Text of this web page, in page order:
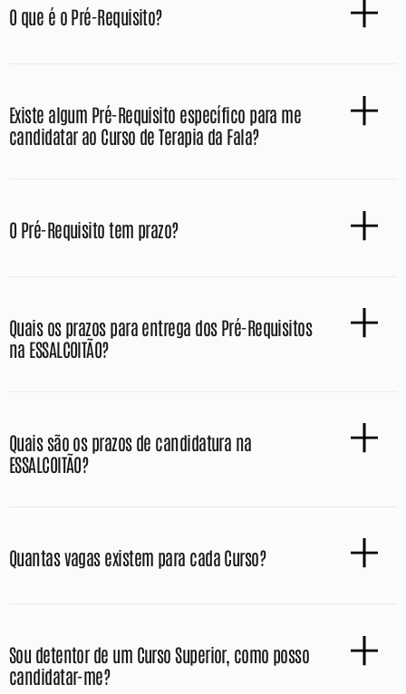
O que é o Pré-Requisito?
Existe algum Pré-Requisito específico para me
candidatar ao Curso de Terapia da Fala?
O Pré-Requisito tem prazo?
Quais os prazos para entrega dos Pré-Requisitos
na ESSALCOITÃO?
Quais são os prazos de candidatura na
ESSALCOITÃO?
Quantas vagas existem para cada Curso?
Sou detentor de um Curso Superior, como posso
candidatar-me?